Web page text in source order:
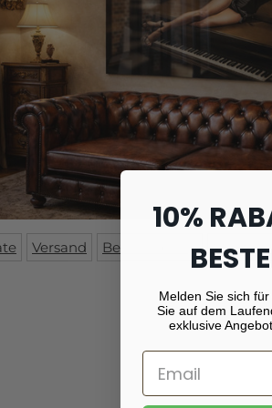
Versand Beschreibung
10%
Melden Sie sich
Sie auf dem
exklusive